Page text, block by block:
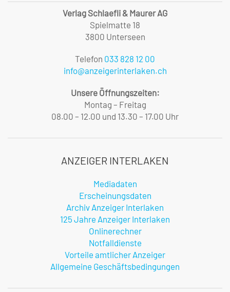
Verlag Schlaefli & Maurer AG
Spielmatte 18
3800 Unterseen
Telefon 033 828 12 00
info@anzeigerinterlaken.ch
Unsere Öffnungszeiten:
Montag – Freitag
08.00 – 12.00 und 13.30 – 17.00 Uhr
ANZEIGER INTERLAKEN
Mediadaten
Erscheinungsdaten
Archiv Anzeiger Interlaken
125 Jahre Anzeiger Interlaken
Onlinerechner
Notfalldienste
Vorteile amtlicher Anzeiger
Allgemeine Geschäftsbedingungen